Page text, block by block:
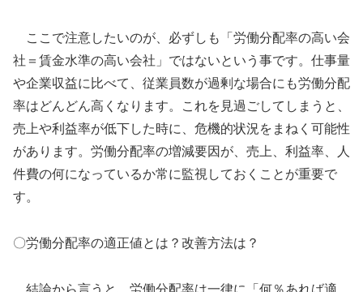
ここで注意したいのが、必ずしも「労働分配率の高い会
社＝賃金水準の高い会社」ではないという事です。仕事量
や企業収益に比べて、従業員数が過剰な場合にも労働分配
率はどんどん高くなります。これを見過ごしてしまうと、
売上や利益率が低下した時に、危機的状況をまねく可能性
があります。労働分配率の増減要因が、売上、利益率、人
件費の何になっているか常に監視しておくことが重要で
す。
〇労働分配率の適正値とは？改善方法は？
結論から言うと、労働分配率は一律に「何％あれば適